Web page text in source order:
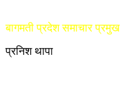
बागमती प्रदेश समाचार प्रमुख
प्रनिश थापा